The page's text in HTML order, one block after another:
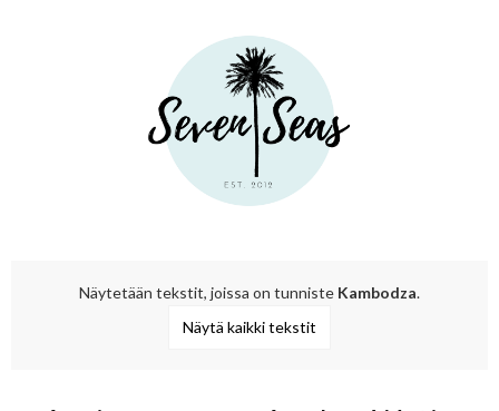
Näytetään tekstit, joissa on tunniste Kambodza.
Näytä kaikki tekstit